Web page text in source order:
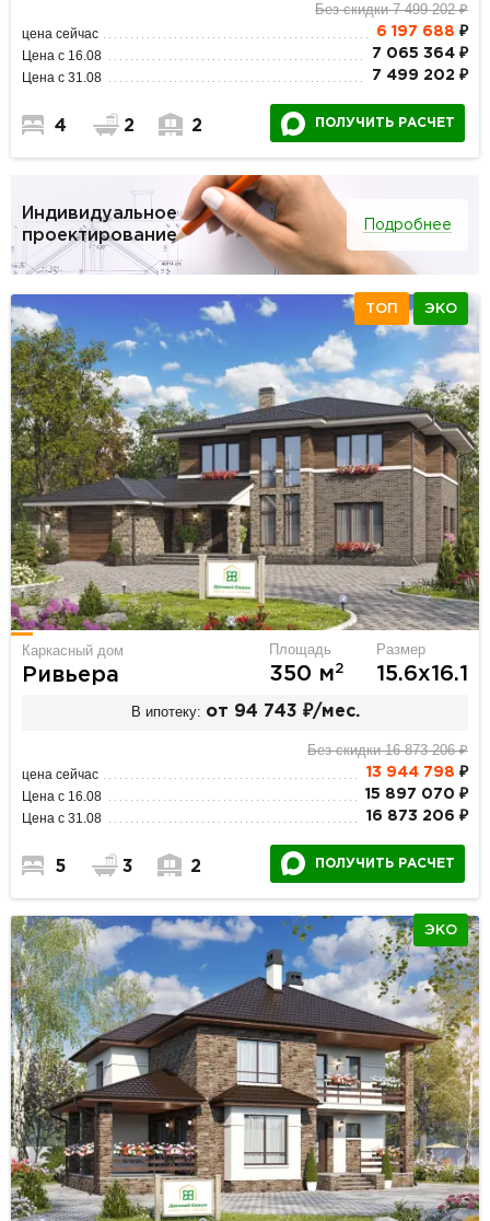
Без скидки 7 499 202 ₽
цена сейчас 6 197 688 ₽
Цена с 16.08 7 065 364 ₽
Цена с 31.08 7 499 202 ₽
4 2 2 ПОЛУЧИТЬ РАСЧЕТ
Индивидуальное
проектирование
Подробнее
ТОП ЭКО
Каркасный дом
Ривьера
Площадь
350 м2
Размер
15.6х16.1
В ипотеку: от 94 743 ₽/мес.
Без скидки 16 873 206 ₽
цена сейчас 13 944 798 ₽
Цена с 16.08 15 897 070 ₽
Цена с 31.08 16 873 206 ₽
5 3 2 ПОЛУЧИТЬ РАСЧЕТ
ЭКО